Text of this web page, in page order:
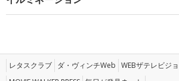
レタスクラブ ダ・ヴィンチWeb WEBザテレビジ